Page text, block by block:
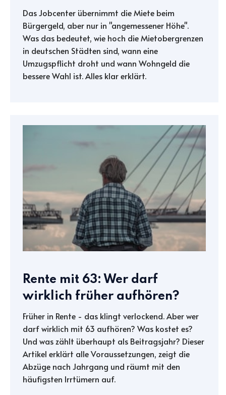
Das Jobcenter übernimmt die Miete beim
Bürgergeld, aber nur in "angemessener Höhe".
Was das bedeutet, wie hoch die Mietobergrenzen
in deutschen Städten sind, wann eine
Umzugspflicht droht und wann Wohngeld die
bessere Wahl ist. Alles klar erklärt.
Rente mit 63: Wer darf
wirklich früher aufhören?
Früher in Rente - das klingt verlockend. Aber wer
darf wirklich mit 63 aufhören? Was kostet es?
Und was zählt überhaupt als Beitragsjahr? Dieser
Artikel erklärt alle Voraussetzungen, zeigt die
Abzüge nach Jahrgang und räumt mit den
häufigsten Irrtümern auf.